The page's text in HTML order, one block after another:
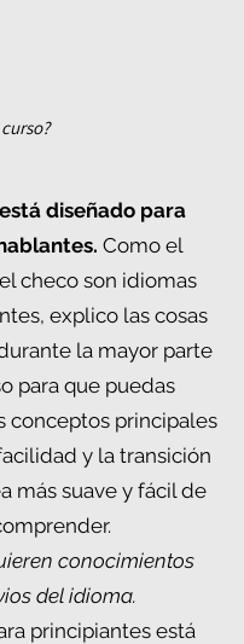
diseñado para
Como el
checo son idiomas
explico las cosas
la mayor parte
para que puedas
conceptos principales
y la transición
más suave y fácil de
conocimientos
del idioma.
principiantes está